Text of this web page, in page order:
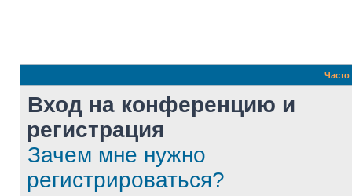
Вход на конференцию и
регистрация
Зачем мне нужно
регистрироваться?